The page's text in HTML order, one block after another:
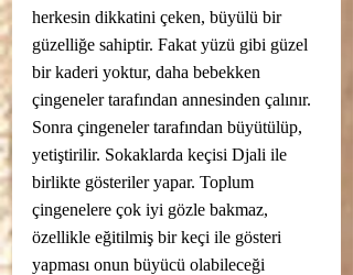
herkesin dikkatini çeken, büyülü bir
güzelliğe sahiptir. Fakat yüzü gibi güzel
bir kaderi yoktur, daha bebekken
çingeneler tarafından annesinden çalınır.
Sonra çingeneler tarafından büyütülüp,
yetiştirilir. Sokaklarda keçisi Djali ile
birlikte gösteriler yapar. Toplum
çingenelere çok iyi gözle bakmaz,
özellikle eğitilmiş bir keçi ile gösteri
yapması onun büyücü olabileceği